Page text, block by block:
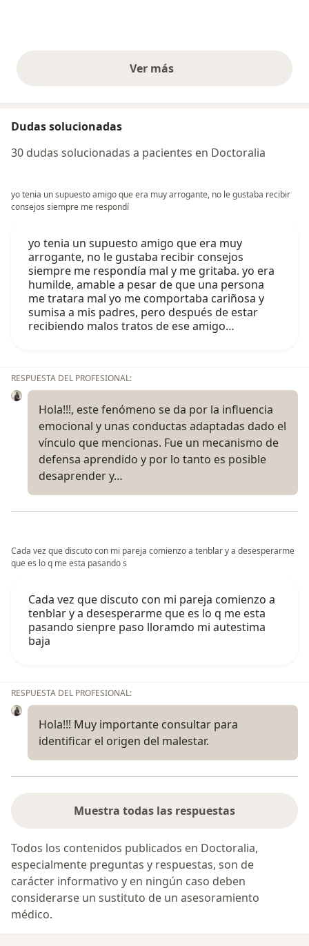
Ver másopiniones anteriores
Dudas solucionadas
30 dudas solucionadas a pacientes en Doctoralia
yo tenia un supuesto amigo que era muy arrogante, no le gustaba recibir
consejos siempre me respondí
yo tenia un supuesto amigo que era muy
arrogante, no le gustaba recibir consejos
siempre me respondía mal y me gritaba. yo era
humilde, amable a pesar de que una persona
me tratara mal yo me comportaba cariñosa y
sumisa a mis padres, pero después de estar
recibiendo malos tratos de ese amigo…
RESPUESTA DEL PROFESIONAL:
Hola!!!, este fenómeno se da por la influencia
emocional y unas conductas adaptadas dado el
vínculo que mencionas. Fue un mecanismo de
defensa aprendido y por lo tanto es posible
desaprender y…
Cada vez que discuto con mi pareja comienzo a tenblar y a desesperarme
que es lo q me esta pasando s
Cada vez que discuto con mi pareja comienzo a
tenblar y a desesperarme que es lo q me esta
pasando sienpre paso lloramdo mi autestima
baja
RESPUESTA DEL PROFESIONAL:
Hola!!! Muy importante consultar para
identificar el origen del malestar.
Muestra todas las respuestas
Todos los contenidos publicados en Doctoralia,
especialmente preguntas y respuestas, son de
carácter informativo y en ningún caso deben
considerarse un sustituto de un asesoramiento
médico.